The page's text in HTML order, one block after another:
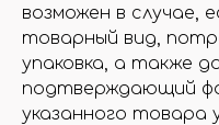
возможен в случае,
товарный вид,
упаковка, а также
подтверждающий
указанного товара